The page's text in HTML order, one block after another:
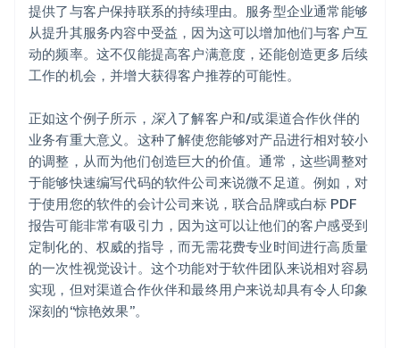
提供了与客户保持联系的持续理由。服务型企业通常能够
从提升其服务内容中受益，因为这可以增加他们与客户互
动的频率。这不仅能提高客户满意度，还能创造更多后续
工作的机会，并增大获得客户推荐的可能性。
正如这个例子所示， 深入 了解客户和/或渠道合作伙伴的
业务有重大意义。这种了解使您能够对产品进行相对较小
的调整，从而为他们创造巨大的价值。通常，这些调整对
于能够快速编写代码的软件公司来说微不足道。例如，对
于使用您的软件的会计公司来说，联合品牌或白标 PDF
报告可能非常有吸引力，因为这可以让他们的客户感受到
定制化的、权威的指导，而无需花费专业时间进行高质量
的一次性视觉设计。这个功能对于软件团队来说相对容易
实现，但对渠道合作伙伴和最终用户来说却具有令人印象
深刻的“惊艳效果”。